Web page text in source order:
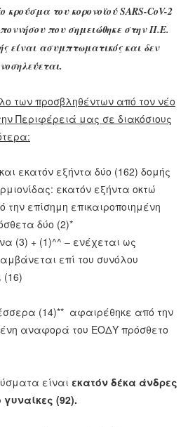
κρούσμα του κορονοϊού SARS-CoV-2
που σημειώθηκε στην Π.Ε.
είναι ασυμπτωματικός και δεν
νοσηλεύεται.
των προσβληθέντων από τον νέο
Περιφέρειά μας σε διακόσιους
εκατόν εξήντα δύο (162) δομής
εκατόν εξήντα οκτώ
επίσημη επικαιροποιημένη
δύο (2)*
(3) + (1)^^ – ενέχεται ως
επί του συνόλου
(16)
(14)** αφαιρέθηκε από την
αναφορά του ΕΟΔΥ πρόσθετο
είναι εκατόν δέκα άνδρες
(92).